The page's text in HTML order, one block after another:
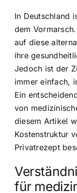
In Deutschland
dem
auf diese
ihre
Jedoch ist der
immer einfach,
Ein
von
diesem Artikel
Kostenstruktur
Privatrezept
für